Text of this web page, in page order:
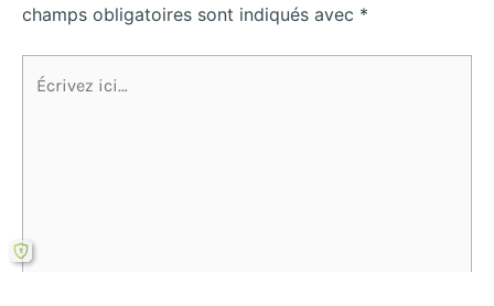
champs obligatoires sont indiqués avec *
ici…